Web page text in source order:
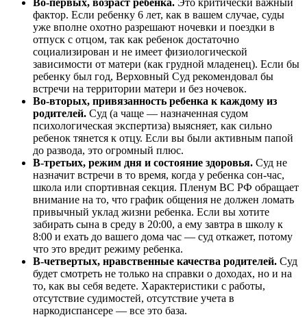
фактор. Если ребенку 6 лет, как в вашем случае, суды
уже вполне охотно разрешают ночевки и поездки в
отпуск с отцом, так как ребенок достаточно
социализирован и не имеет физиологической
зависимости от матери (как грудной младенец). Если бы
ребенку был год, Верховный Суд рекомендовал бы
встречи на территории матери и без ночевок.
Во-вторых, привязанность ребенка к каждому из
родителей. Суд (а чаще — назначенная судом
психологическая экспертиза) выясняет, как сильно
ребенок тянется к отцу. Если вы были активным папой
до развода, это огромный плюс.
В-третьих, режим дня и состояние здоровья. Суд не
назначит встречи в то время, когда у ребенка сон-час,
школа или спортивная секция. Пленум ВС РФ обращает
внимание на то, что график общения не должен ломать
привычный уклад жизни ребенка. Если вы хотите
забирать сына в среду в 20:00, а ему завтра в школу к
8:00 и ехать до вашего дома час — суд откажет, потому
что это вредит режиму ребенка.
В-четвертых, нравственные качества родителей. Суд
будет смотреть не только на справки о доходах, но и на
то, как вы себя ведете. Характеристики с работы,
отсутствие судимостей, отсутствие учета в
наркодиспансере — все это база.